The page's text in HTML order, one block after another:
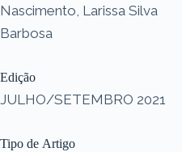
Nascimento, Larissa Silva
Barbosa
Edição
JULHO/SETEMBRO 2021
Tipo de Artigo